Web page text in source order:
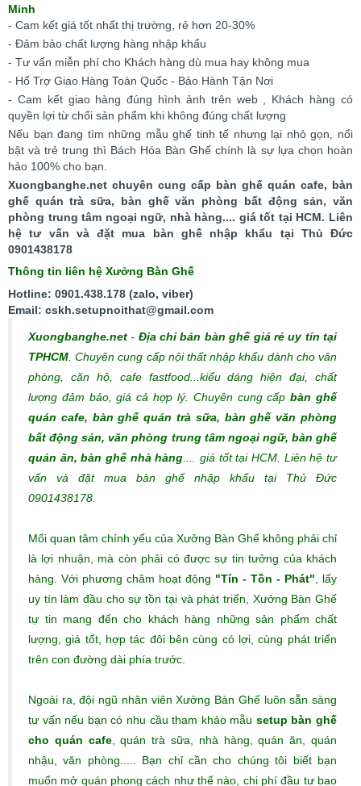
Minh
- Cam kết giá tốt nhất thị trường, rẻ hơn 20-30%
- Đảm bảo chất lượng hàng nhập khẩu
- Tư vấn miễn phí cho Khách hàng dù mua hay không mua
- Hổ Trợ Giao Hàng Toàn Quốc - Bảo Hành Tận Nơi
- Cam kết giao hàng đúng hình ảnh trên web , Khách hàng có
quyền lợi từ chối sản phẩm khi không đúng chất lượng
Nếu bạn đang tìm những mẫu ghế tinh tế nhưng lại nhỏ gọn, nổi
bật và trẻ trung thì Bách Hóa Bàn Ghế chính là sự lựa chọn hoàn
hảo 100% cho bạn.
Xuongbanghe.net chuyên cung cấp bàn ghế quán cafe, bàn
ghế quán trà sữa, bàn ghế văn phòng bất động sản, văn
phòng trung tâm ngoại ngữ, nhà hàng.... giá tốt tại HCM. Liên
hệ tư vấn và đặt mua bàn ghế nhập khẩu tại Thủ Đức
0901438178
Thông tin liên hệ Xưởng Bàn Ghế
Hotline: 0901.438.178 (zalo, viber)
Email: cskh.setupnoithat@gmail.com
Xuongbanghe.net - Địa chỉ bán bàn ghế giá rẻ uy tín tại
TPHCM . Chuyên cung cấp nội thất nhập khẩu dành cho văn
phòng, căn hộ, cafe fastfood...kiểu dáng hiện đại, chất
lượng đảm bảo, giá cả hợp lý. Chuyên cung cấpbàn ghế
quán cafe, bàn ghế quán trà sữa, bàn ghế văn phòng
bất động sản, văn phòng trung tâm ngoại ngữ, bàn ghế
quán ăn, bàn ghế nhà hàng .... giá tốt tại HCM. Liên hệ tư
vấn và đặt mua bàn ghế nhập khẩu tại Thủ Đức
0901438178.
Mối quan tâm chính yếu của Xưởng Bàn Ghế không phải chỉ
là lợi nhuận, mà còn phải có được sự tin tưởng của khách
hàng. Với phương châm hoạt động "Tín - Tồn - Phát" , lấy
uy tín làm đầu cho sự tồn tại và phát triển, Xưởng Bàn Ghế
tự tin mang đến cho khách hàng những sản phẩm chất
lượng, giá tốt, hợp tác đôi bên cùng có lợi, cùng phát triển
trên con đường dài phía trước.
Ngoài ra, đội ngũ nhân viên Xưởng Bàn Ghế luôn sẵn sàng
tư vấn nếu bạn có nhu cầu tham khảo mẫu setup bàn ghế
cho quán cafe, quán trà sữa, nhà hàng, quán ăn, quán
nhậu, văn phòng..... Bạn chỉ cần cho chúng tôi biết bạn
muốn mở quán phong cách như thế nào, chi phí đầu tư bao